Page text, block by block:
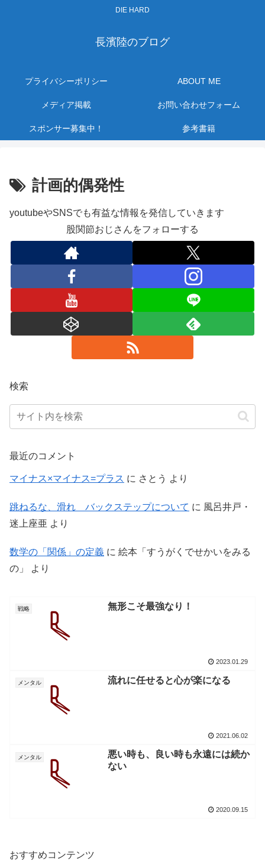
DIE HARD
長濱陸のブログ
プライバシーポリシー ABOUT ME
メディア掲載 お問い合わせフォーム
スポンサー募集中！ 参考書籍
計画的偶発性
youtubeやSNSでも有益な情報を発信していきます
股関節おじさんをフォローする
検索
最近のコメント
マイナス×マイナス=プラス に さとう より
跳ねるな、滑れ バックステップについて に 風呂井戸・
迷上座亜 より
数学の「関係」の定義 に 絵本「すうがくでせかいをみる
の」
より
戦略 無形こそ最強なり！
2023.01.29
メンタル 流れに任せると心が楽になる
2021.06.02
メンタル
悪い時も、良い時も永遠には続か
ない
2020.09.15
おすすめコンテンツ